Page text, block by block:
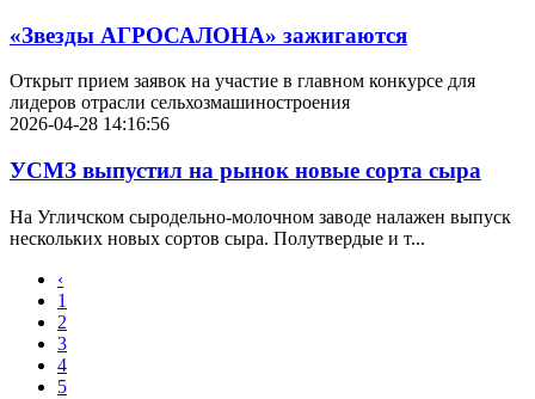
«Звезды АГРОСАЛОНА» зажигаются
Открыт прием заявок на участие в главном конкурсе для
лидеров отрасли сельхозмашиностроения
2026-04-28 14:16:56
УСМЗ выпустил на рынок новые сорта сыра
На Угличском сыродельно-молочном заводе налажен выпуск
нескольких новых сортов сыра. Полутвердые и т...
‹
1
2
3
4
5